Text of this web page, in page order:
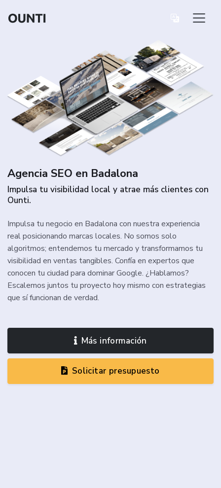
Agencia SEO en Badalona
Impulsa tu visibilidad local y atrae más clientes con
Ounti.
Impulsa tu negocio en Badalona con nuestra experiencia
real posicionando marcas locales. No somos solo
algoritmos; entendemos tu mercado y transformamos tu
visibilidad en ventas tangibles. Confía en expertos que
conocen tu ciudad para dominar Google. ¿Hablamos?
Escalemos juntos tu proyecto hoy mismo con estrategias
que sí funcionan de verdad.
Más información
Solicitar presupuesto